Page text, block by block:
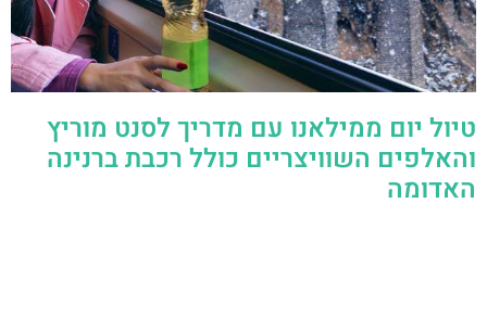
טיול יום ממילאנו עם מדריך לסנט מוריץ
והאלפים השוויצריים כולל רכבת ברנינה
האדומה